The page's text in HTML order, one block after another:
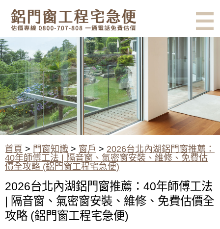
有鋁門窗的結露、隔熱、隔音問
題？找我們就對了！估價專線
0800-707-808
2026台北內湖鋁門窗推薦：40
年師傅工法 | 隔音窗、氣密窗安
裝、維修、免費估價全攻略 (鋁
門窗工程宅急便)
首頁 > 門窗知識 > 窗戶 > 2026台北內湖鋁門窗推薦：
40年師傅工法 | 隔音窗、氣密窗安裝、維修、免費估
價全攻略 (鋁門窗工程宅急便)
2026台北內湖鋁門窗推薦：40年師傅工法
| 隔音窗、氣密窗安裝、維修、免費估價全
攻略 (鋁門窗工程宅急便)